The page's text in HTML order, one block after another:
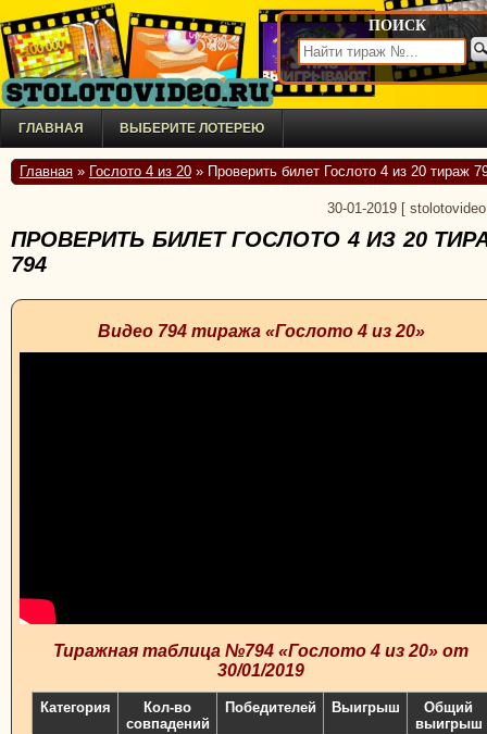
ПОИСК
ГЛАВНАЯ ВЫБЕРИТЕ ЛОТЕРЕЮ
Главная » Гослото 4 из 20 » Проверить билет Гослото 4 из 20 тираж
30-01-2019
ПРОВЕРИТЬ БИЛЕТ ГОСЛОТО 4 ИЗ 20
794
Видео 794 тиража «Гослото 4 из 20»
Тиражная таблица №794 «Гослото 4 из 20» от
30/01/2019
Категория
Кол-во
совпадений
Победителей Выигрыш
Общий
выигрыш